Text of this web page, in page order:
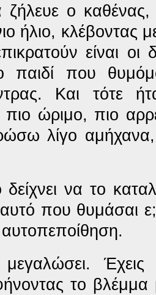
ο
ήλιο, κλέβοντας
είναι
παιδί που
Και τότε
πιο ώριμο, πιο
λίγο
να το
που θυμάσαι
αυτοπεποίθηση.
Έχεις
το